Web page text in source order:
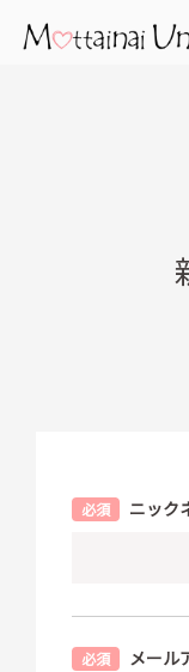
垂直タブ
ニック
メール